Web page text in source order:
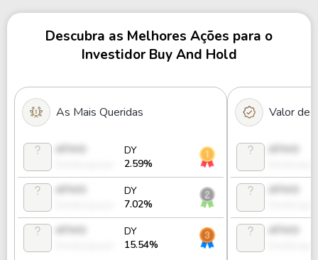
Descubra as Melhores Ações para o
Investidor Buy And Hold
As Mais Queridas
DY
2.59%
DY
7.02%
DY
15.54%
Valor de